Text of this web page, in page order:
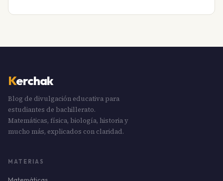
Kerchak
Blog de divulgación educativa para
estudiantes de bachillerato.
Matemáticas, física, biología, historia y
mucho más, explicados con claridad.
MATERIAS